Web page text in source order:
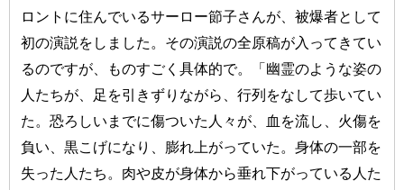
ロントに住んでいるサーロー節子さんが、被爆者として
初の演説をしました。その演説の全原稿が入ってきてい
るのですが、ものすごく具体的で。「幽霊のような姿の
人たちが、足を引きずりながら、行列をなして歩いてい
た。恐ろしいまでに傷ついた人々が、血を流し、火傷を
負い、黒こげになり、膨れ上がっていた。身体の一部を
失った人たち。肉や皮が身体から垂れ下がっている人た